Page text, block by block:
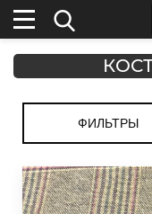
ФИЛЬТРЫ